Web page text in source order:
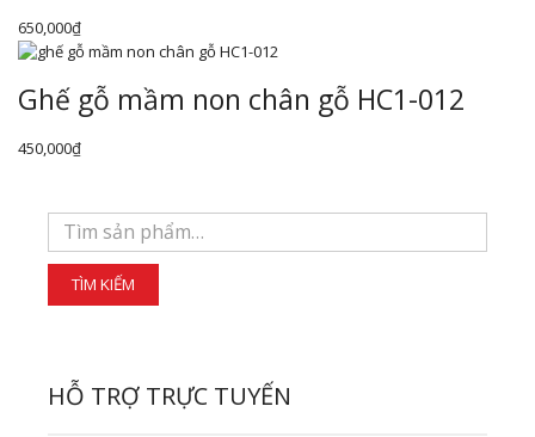
650,000₫
Ghế gỗ mầm non chân gỗ HC1-012
450,000₫
HỖ TRỢ TRỰC TUYẾN